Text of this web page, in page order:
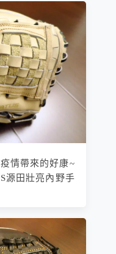
情帶來的好康~
源田壯亮內野手